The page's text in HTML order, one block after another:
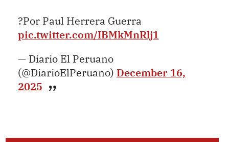
?Por Paul Herrera Guerra
pic.twitter.com/IBMkMnRlj1
— Diario El Peruano
(@DiarioElPeruano) December 16,
2025